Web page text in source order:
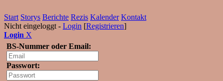
Start Storys Berichte Rezis Kalender Kontakt
Nicht eingeloggt - Login [Registrieren]
Login X
BS-Nummer oder Email:
Passwort: